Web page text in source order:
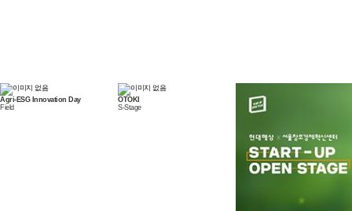
Agri-ESG Innovation Day
Field
OTOKI
S-Stage